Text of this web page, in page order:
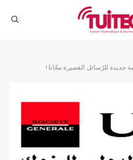
جديدة للرّسائل القصيرة مجّانا !